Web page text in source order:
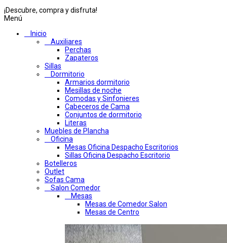
¡Descubre, compra y disfruta!
Menú
Inicio
Auxiliares
Perchas
Zapateros
Sillas
Dormitorio
Armarios dormitorio
Mesillas de noche
Comodas y Sinfonieres
Cabeceros de Cama
Conjuntos de dormitorio
Literas
Muebles de Plancha
Oficina
Mesas Oficina Despacho Escritorios
Sillas Oficina Despacho Escritorio
Botelleros
Outlet
Sofas Cama
Salon Comedor
Mesas
Mesas de Comedor Salon
Mesas de Centro